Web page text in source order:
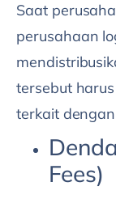
Saat
perusahaan
tersebut
terkait
Fees)